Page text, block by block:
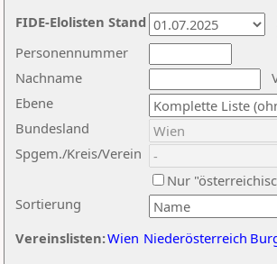
Nachname
Ebene
Sortierung
Personennummer
Bundesland
Spgem./Kreis/Verein
Nur
Vereinslisten:Wien Niederösterreich
FIDE-Elolisten Stand